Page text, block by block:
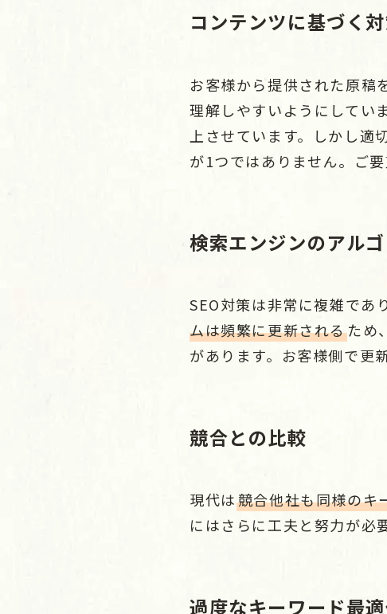
コンテンツに基づく
お客様から提供された原稿
理解しやすいようにしてい
上させています。しかし
が1つではありません。ご
検索エンジンのアル
SEO対策は非常に複雑であ
ムは頻繁に更新されるため
があります。お客様側で更
競合との比較
現代は競合他社も同様のキ
にはさらに工夫と努力が必
過度なキーワード最